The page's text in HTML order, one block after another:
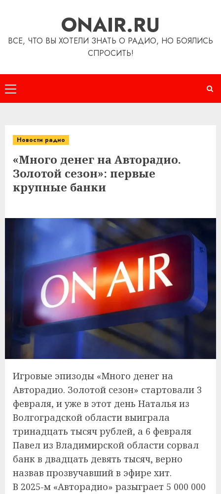
ONAIR.RU
ВСЕ, ЧТО ВЫ ХОТЕЛИ ЗНАТЬ О РАДИО, НО БОЯЛИСЬ
СПРОСИТЬ!
Основное
меню
Новости радио
«Много денег на Авторадио.
Золотой сезон»: первые
крупные банки
Игровые эпизоды «Много денег на
Авторадио. Золотой сезон» стартовали 3
февраля, и уже в этот день Наталья из
Волгоградской области выиграла
тринадцать тысяч рублей, а 6 февраля
Павел из Владимирской области сорвал
банк в двадцать девять тысяч, верно
назвав прозвучавший в эфире хит.
В 2025-м «Авторадио» разыграет 5 000 000